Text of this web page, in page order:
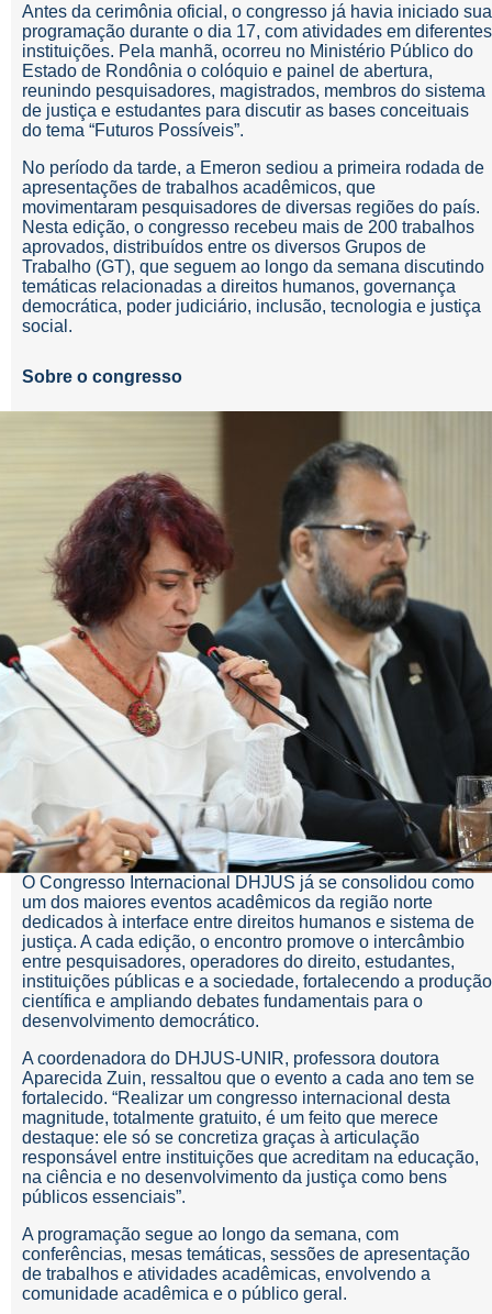
Antes da cerimônia oficial, o congresso já havia iniciado sua
programação durante o dia 17, com atividades em diferentes
instituições. Pela manhã, ocorreu no Ministério Público do
Estado de Rondônia o colóquio e painel de abertura,
reunindo pesquisadores, magistrados, membros do sistema
de justiça e estudantes para discutir as bases conceituais
do tema “Futuros Possíveis”.
No período da tarde, a Emeron sediou a primeira rodada de
apresentações de trabalhos acadêmicos, que
movimentaram pesquisadores de diversas regiões do país.
Nesta edição, o congresso recebeu mais de 200 trabalhos
aprovados, distribuídos entre os diversos Grupos de
Trabalho (GT), que seguem ao longo da semana discutindo
temáticas relacionadas a direitos humanos, governança
democrática, poder judiciário, inclusão, tecnologia e justiça
social.
Sobre o congresso
O Congresso Internacional DHJUS já se consolidou como
um dos maiores eventos acadêmicos da região norte
dedicados à interface entre direitos humanos e sistema de
justiça. A cada edição, o encontro promove o intercâmbio
entre pesquisadores, operadores do direito, estudantes,
instituições públicas e a sociedade, fortalecendo a produção
científica e ampliando debates fundamentais para o
desenvolvimento democrático.
A coordenadora do DHJUS-UNIR, professora doutora
Aparecida Zuin, ressaltou que o evento a cada ano tem se
fortalecido. “Realizar um congresso internacional desta
magnitude, totalmente gratuito, é um feito que merece
destaque: ele só se concretiza graças à articulação
responsável entre instituições que acreditam na educação,
na ciência e no desenvolvimento da justiça como bens
públicos essenciais”.
A programação segue ao longo da semana, com
conferências, mesas temáticas, sessões de apresentação
de trabalhos e atividades acadêmicas, envolvendo a
comunidade acadêmica e o público geral.